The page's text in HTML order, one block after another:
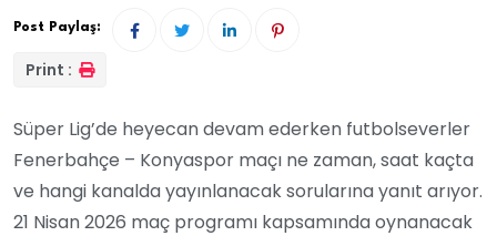
Post Paylaş:
Print :
Süper Lig’de heyecan devam ederken futbolseverler
Fenerbahçe – Konyaspor maçı ne zaman, saat kaçta
ve hangi kanalda yayınlanacak sorularına yanıt arıyor.
21 Nisan 2026 maç programı kapsamında oynanacak